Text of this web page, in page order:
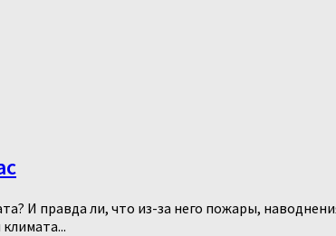
И правда ли, что из-за него пожары,